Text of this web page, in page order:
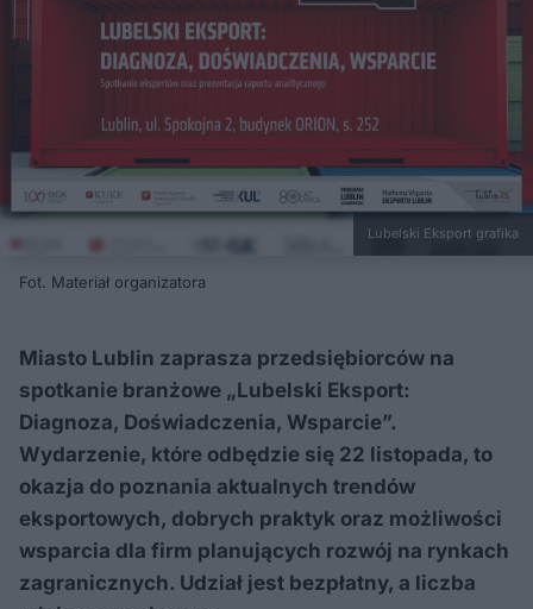
Lubelski Eksport grafika
Fot. Materiał organizatora
Miasto Lublin zaprasza przedsiębiorców na
spotkanie branżowe „Lubelski Eksport:
Diagnoza, Doświadczenia, Wsparcie”.
Wydarzenie, które odbędzie się 22 listopada, to
okazja do poznania aktualnych trendów
eksportowych, dobrych praktyk oraz możliwości
wsparcia dla firm planujących rozwój na rynkach
zagranicznych. Udział jest bezpłatny, a liczba